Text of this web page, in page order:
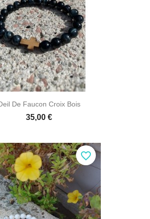
De Faucon Croix Bois
35,00 €
favorite_border